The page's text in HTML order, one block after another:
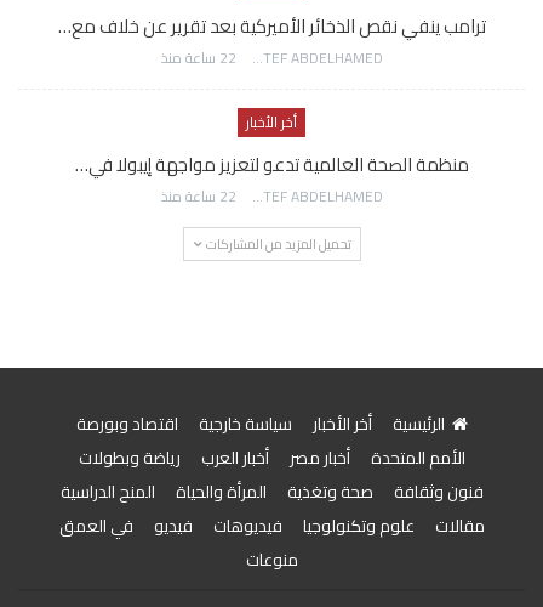
ترامب ينفي نقص الذخائر الأميركية بعد تقرير عن خلاف مع…
AWATEF ABDELHAMED 22 ساعة منذ
أخر الأخبار
منظمة الصحة العالمية تدعو لتعزيز مواجهة إيبولا في…
AWATEF ABDELHAMED 22 ساعة منذ
تحميل المزيد من المشاركات
الرئيسية أخر الأخبار سياسة خارجية
اقتصاد وبورصة
الأمم المتحدة
أخبار مصر أخبار العرب
رياضة وبطولات
فنون وثقافة
صحة وتغذية المرأة والحياة
المنح الدراسية
مقالات
علوم وتكنولوجيا فيديوهات فيديو
في العمق
منوعات